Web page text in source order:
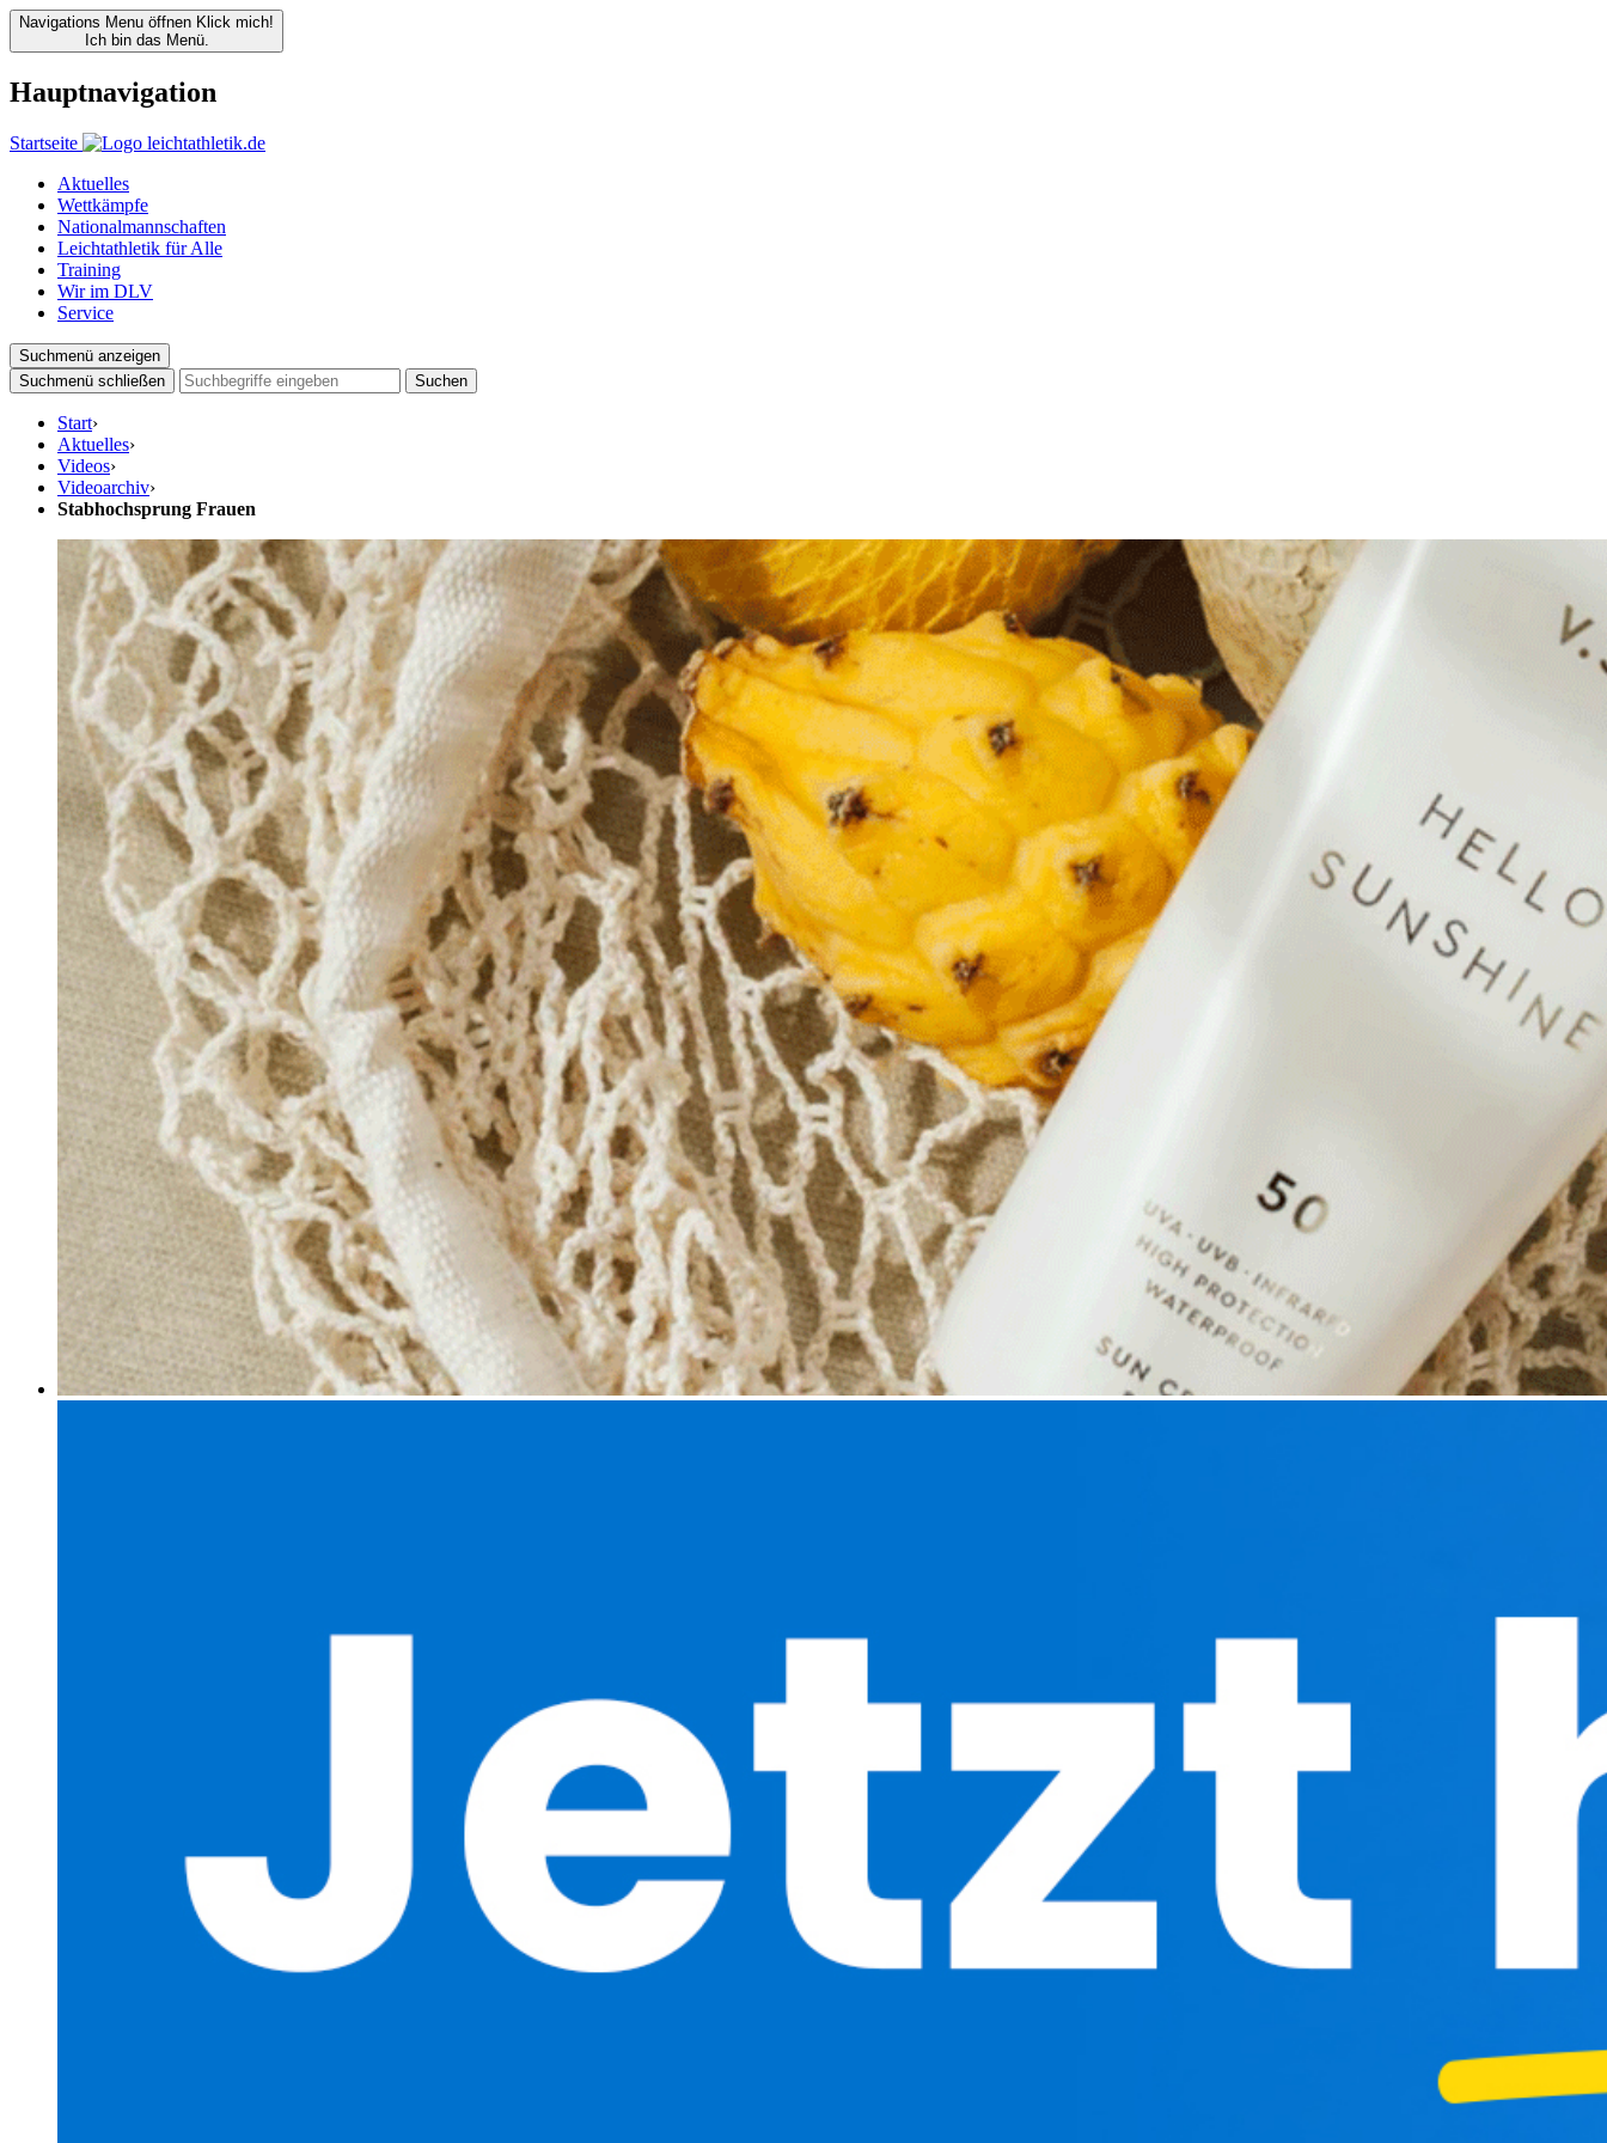
Navigations Menu öffnen Klick mich!
Ich bin das Menü.
Hauptnavigation
Startseite
Aktuelles
Wettkämpfe
Nationalmannschaften
Leichtathletik für Alle
Training
Wir im DLV
Service
Suchmenü anzeigen
Suchmenü schließen
Suchen
Start›
Aktuelles›
Videos›
Videoarchiv›
Stabhochsprung Frauen